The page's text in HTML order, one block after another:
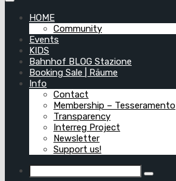
HOME
Community
Events
KIDS
Bahnhof BLOG Stazione
Booking Sale | Räume
Info
Contact
Membership – Tesseramento
Transparency
Interreg Project
Newsletter
Support us!